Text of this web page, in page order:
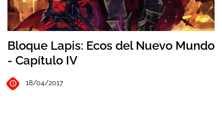
Bloque Lapis: Ecos del Nuevo Mundo
- Capítulo IV
18/04/2017